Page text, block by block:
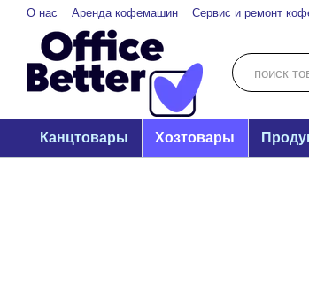
Перейти к основному контенту
О нас Аренда кофемашин Сервис и ремонт
Канцтовары Хозтовары